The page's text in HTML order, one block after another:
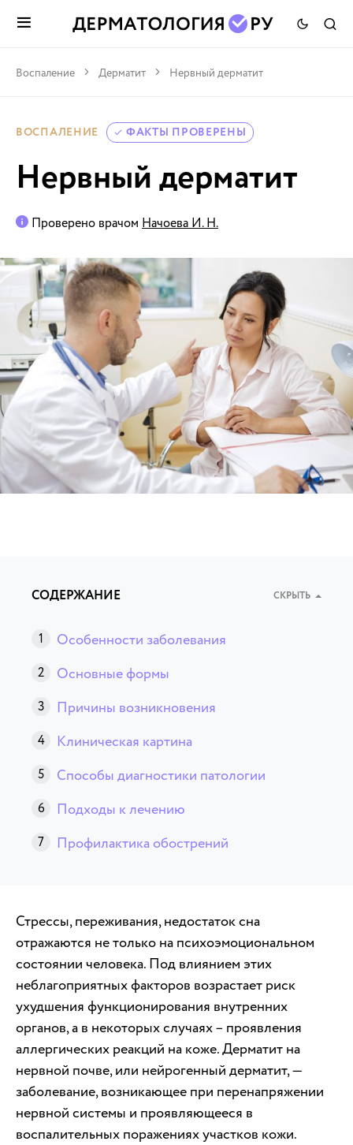
Воспаление Дерматит Нервный дерматит
ВОСПАЛЕНИЕ ФАКТЫ ПРОВЕРЕНЫ
Нервный дерматит
Проверено врачом Начоева И. Н.
СОДЕРЖАНИЕ СКРЫТЬ
Особенности заболевания
Основные формы
Причины возникновения
Клиническая картина
Способы диагностики патологии
Подходы к лечению
Профилактика обострений
Стрессы, переживания, недостаток сна
отражаются не только на психоэмоциональном
состоянии человека. Под влиянием этих
неблагоприятных факторов возрастает риск
ухудшения функционирования внутренних
органов, а в некоторых случаях – проявления
аллергических реакций на коже. Дерматит на
нервной почве, или нейрогенный дерматит, —
заболевание, возникающее при перенапряжении
нервной системы и проявляющееся в
воспалительных поражениях участков кожи.